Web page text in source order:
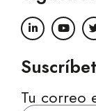
Tu correo